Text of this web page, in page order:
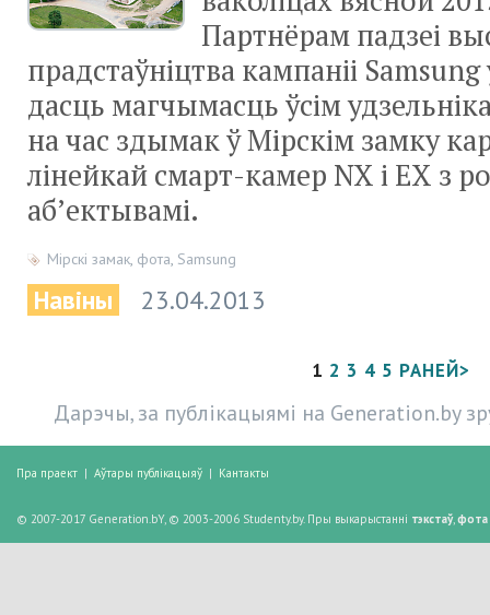
Партнёрам падзеі
прадстаўніцтва кампаніі Samsung
дасць магчымасць ўсім
на час здымак ў Мірскім замку
лінейкай смарт-камер NX і EX з
аб’ектывамі.
Мірскі замак, фота, Samsung
Навіны 23.04.2013
1 2 3 4 5 РАНЕЙ>
Дарэчы, за публікацыямі на Generation.by
Пра праект | Аўтары публікацыяў | Кантакты
© 2007-2017 Generation.bY, © 2003-2006 Studenty.by. Пры выкарыстанні тэкстаў,фота